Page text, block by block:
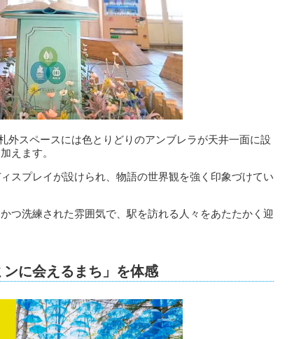
外スペースには色とりどりのアンブレラが天井一面に設
えます。
スプレイが設けられ、物語の世界観を強く印象づけてい
つ洗練された雰囲気で、駅を訪れる人々をあたたかく迎
に会えるまち」を体感